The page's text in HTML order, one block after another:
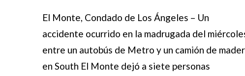
El Monte, Condado de Los Ángeles – Un
accidente ocurrido en la madrugada del
entre un autobús de Metro y un camión de
en South El Monte dejó a siete personas